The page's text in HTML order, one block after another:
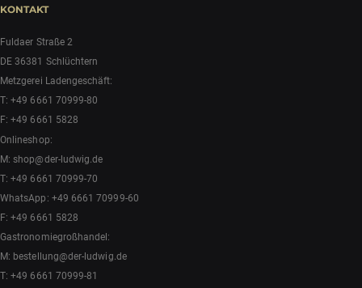
KONTAKT
Fuldaer Straße 2
DE 36381 Schlüchtern
Metzgerei Ladengeschäft:
T:+49 6661 70999-80
F: +49 6661 5828
Onlineshop:
M:shop@der-ludwig.de
T:+49 6661 70999-70
WhatsApp: +49 6661 70999-60
F: +49 6661 5828
Gastronomiegroßhandel:
M: bestellung@der-ludwig.de
T:+49 6661 70999-81